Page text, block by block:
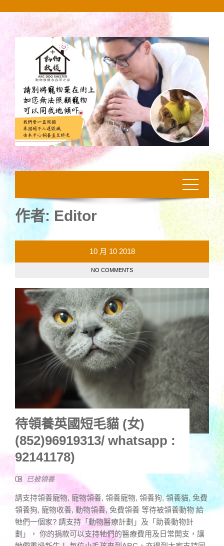
作者: Editor
10 月 10 2018
NO COMMENTS
待領養英國短毛貓 (女)
(852)96919313/ whatsapp :
92141178)
已被領養
請支持領養寵物, 寵物領養, 領養寵物, 領養狗, 領養貓, 免費
領養狗, 寵物收養, 動物領養, 免費領養 等待被領養動物 給
牠們一個家? 請支持「動物醫療計劃」及「助養動物計
劃」， 你的捐款可以支持牠們的醫療費用及日常開支，讓